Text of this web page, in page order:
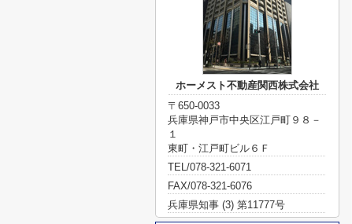
ホーメスト不動産関西株式会社
〒650-0033
兵庫県神戸市中央区江戸町９８－
１
東町・江戸町ビル６Ｆ
TEL/078-321-6071
FAX/078-321-6076
兵庫県知事 (3) 第11777号